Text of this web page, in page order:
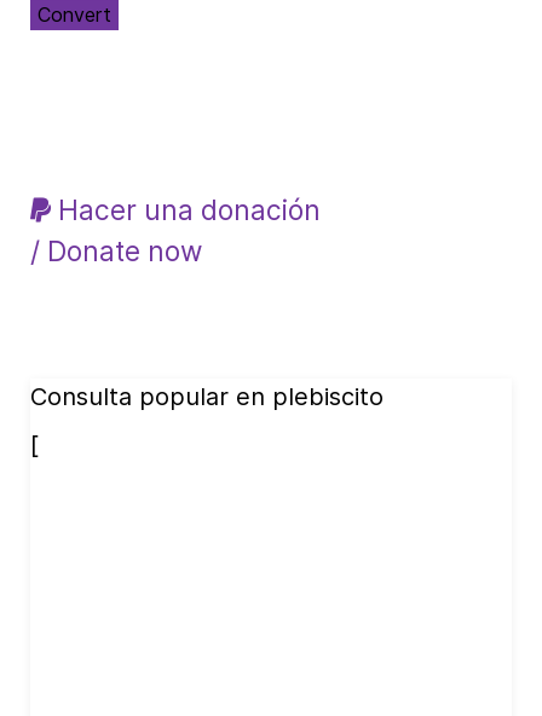
Convert
Hacer una donación
/ Donate now
Consulta popular en plebiscito
[